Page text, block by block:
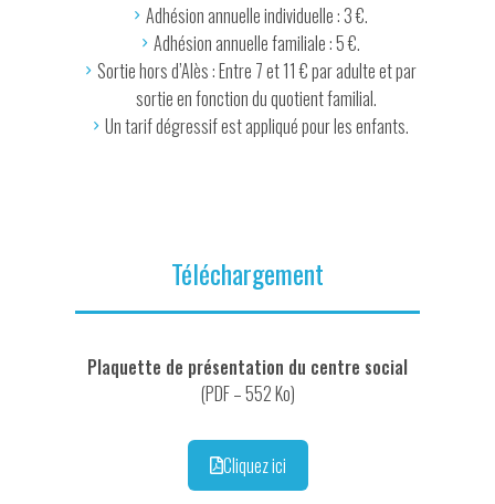
Adhésion annuelle individuelle : 3 €.
Adhésion annuelle familiale : 5 €.
Sortie hors d’Alès : Entre 7 et 11 € par adulte et par
sortie en fonction du quotient familial.
Un tarif dégressif est appliqué pour les enfants.
Téléchargement
Plaquette de présentation du centre social
(PDF – 552 Ko)
Cliquez ici